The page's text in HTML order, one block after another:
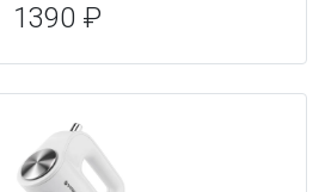
1390 ₽